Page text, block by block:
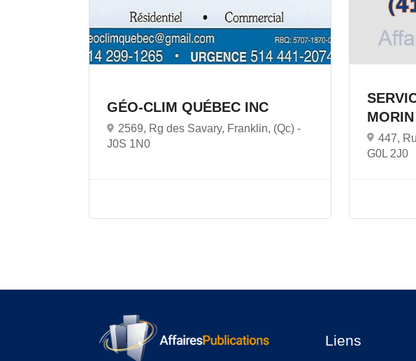
GÉO-CLIM QUÉBEC INC
2569, Rg des Savary, Franklin, (Qc) -
J0S 1N0
MORIN
447,
G0L 2J0
Liens